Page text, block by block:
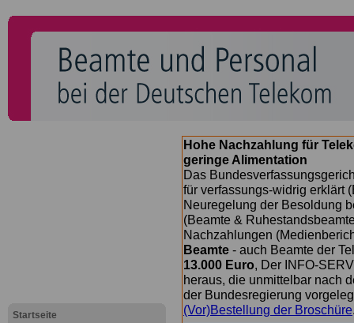
Startseite
Hohe Nachzahlung für
geringe Alimentation
Das
für verfassungs-widrig erklärt
Neuregelung der Besoldung
(Beamte &
Nachzahlungen
Beamte - auch Beamte der
13.000 Euro, Der INFO-
heraus, die unmittelbar nach
der Bundesregierung
(Vor)Bestellung der Broschüre